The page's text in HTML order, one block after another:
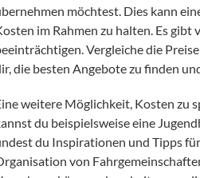
möchtest. Dies kann
im Rahmen zu halten. Es
Vergleiche die
die besten Angebote zu finden
weitere Möglichkeit, Kosten zu
du beispielsweise eine
du Inspirationen und Tipps
von